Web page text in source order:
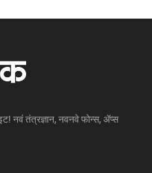
नवं तंत्रज्ञान, नवनवे फोन्स, ॲप्स